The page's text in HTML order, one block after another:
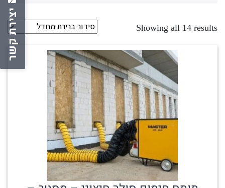
יצירת קשר Showing all 14 results